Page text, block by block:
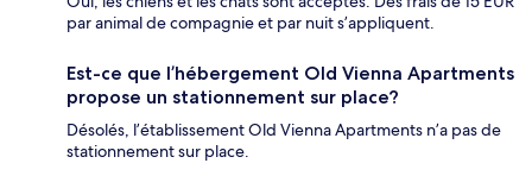
par animal de compagnie et par nuit s’appliquent.
Est-ce que l’hébergement Old Vienna Apartments
propose un stationnement sur place?
Désolés, l’établissement Old Vienna Apartments n’a pas de
stationnement sur place.